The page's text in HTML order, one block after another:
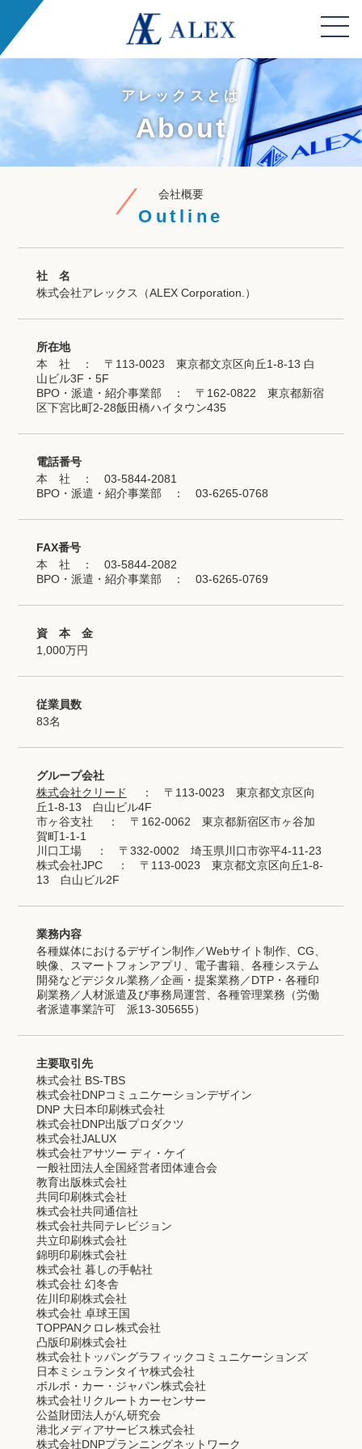
アレックスとは
About
社 名
株式会社アレックス（ALEX Corporation.）
所在地
本 社
： 〒113-0023 東京都文京区向丘1-8-13 白
山ビル3F・5F
BPO・派遣・紹介事業部
： 〒162-0822 東京都新宿
区下宮比町2-28飯田橋ハイタウン435
電話番号
本 社
： 03-5844-2081
BPO・派遣・紹介事業部
： 03-6265-0768
FAX番号
本 社
： 03-5844-2082
BPO・派遣・紹介事業部
： 03-6265-0769
資 本 金
1,000万円
従業員数
83名
グループ会社
株式会社クリード
： 〒113-0023 東京都文京区向
丘1-8-13 白山ビル4F
市ヶ谷支社
： 〒162-0062 東京都新宿区市ヶ谷加
賀町1-1-1
川口工場
： 〒332-0002 埼玉県川口市弥平4-11-23
株式会社JPC
： 〒113-0023 東京都文京区向丘1-8-
13 白山ビル2F
業務内容
各種媒体におけるデザイン制作／Webサイト制作、CG、
映像、スマートフォンアプリ、電子書籍、各種システム
開発などデジタル業務／企画・提案業務／DTP・各種印
刷業務／人材派遣及び事務局運営、各種管理業務（労働
者派遣事業許可 派13-305655）
主要取引先
株式会社 BS-TBS
株式会社DNPコミュニケーションデザイン
DNP 大日本印刷株式会社
株式会社DNP出版プロダクツ
株式会社JALUX
株式会社アサツー ディ・ケイ
一般社団法人全国経営者団体連合会
教育出版株式会社
共同印刷株式会社
株式会社共同通信社
株式会社共同テレビジョン
共立印刷株式会社
錦明印刷株式会社
株式会社 暮しの手帖社
株式会社 幻冬舎
佐川印刷株式会社
株式会社 卓球王国
TOPPANクロレ株式会社
凸版印刷株式会社
株式会社トッパングラフィックコミュニケーションズ
日本ミシュランタイヤ株式会社
ボルボ・カー・ジャパン株式会社
株式会社リクルートカーセンサー
公益財団法人がん研究会
港北メディアサービス株式会社
株式会社DNPプランニングネットワーク